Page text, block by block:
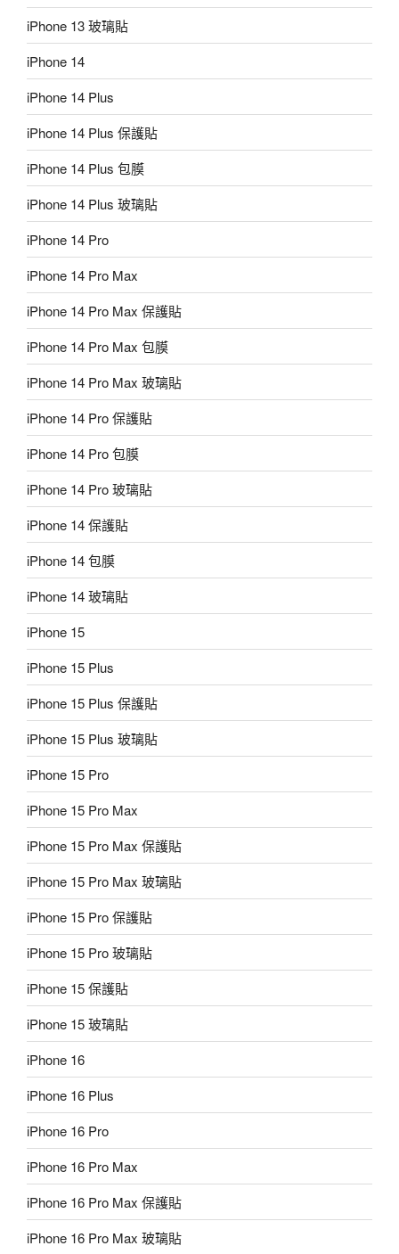
iPhone 13 玻璃貼
iPhone 14
iPhone 14 Plus
iPhone 14 Plus 保護貼
iPhone 14 Plus 包膜
iPhone 14 Plus 玻璃貼
iPhone 14 Pro
iPhone 14 Pro Max
iPhone 14 Pro Max 保護貼
iPhone 14 Pro Max 包膜
iPhone 14 Pro Max 玻璃貼
iPhone 14 Pro 保護貼
iPhone 14 Pro 包膜
iPhone 14 Pro 玻璃貼
iPhone 14 保護貼
iPhone 14 包膜
iPhone 14 玻璃貼
iPhone 15
iPhone 15 Plus
iPhone 15 Plus 保護貼
iPhone 15 Plus 玻璃貼
iPhone 15 Pro
iPhone 15 Pro Max
iPhone 15 Pro Max 保護貼
iPhone 15 Pro Max 玻璃貼
iPhone 15 Pro 保護貼
iPhone 15 Pro 玻璃貼
iPhone 15 保護貼
iPhone 15 玻璃貼
iPhone 16
iPhone 16 Plus
iPhone 16 Pro
iPhone 16 Pro Max
iPhone 16 Pro Max 保護貼
iPhone 16 Pro Max 玻璃貼